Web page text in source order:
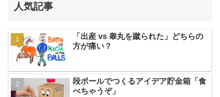
人気記事
「出産 vs 睾丸を蹴られた」どちらの
方が痛い？
段ボールでつくるアイデア貯金箱「食
べちゃうぞ」